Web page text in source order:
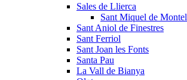
Sales de Llierca
Sant Miquel de
Sant Aniol de Finestres
Sant Ferriol
Sant Joan les Fonts
Santa Pau
La Vall de Bianya